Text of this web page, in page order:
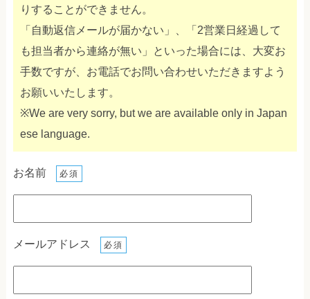
りすることができません。
「自動返信メールが届かない」、「2営業日経過して
も担当者から連絡が無い」といった場合には、大変お
手数ですが、お電話でお問い合わせいただきますよう
お願いいたします。
※We are very sorry, but we are available only in Japan
ese language.
お名前 必須
メールアドレス 必須